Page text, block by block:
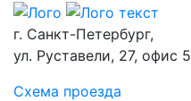
г. Санкт-Петербург,
ул. Руставели, 27, офис 5
Схема проезда